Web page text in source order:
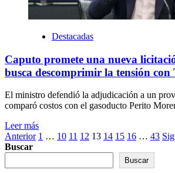
Destacadas
Caputo promete una nueva
busca descomprimir la tensión con
El ministro defendió la adjudicación a un
comparó costos con el gasoducto Perito
Leer más
Paginación
de
Anterior 1 … 10 11 12 13 14 15 16 … 43
Buscar
Buscar